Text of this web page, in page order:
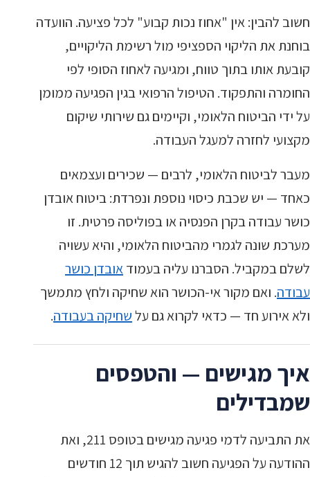
חשוב להבין: אין "אחוז נכות קבוע" לכל פציעה. הוועדה
בוחנת את הליקוי הספציפי מול רשימת הליקויים,
קובעת אותו בתוך טווח, ומגיעה לאחוז הסופי לפי
החומרה והתפקוד. הטיפול הרפואי בגין הפגיעה ממומן
על ידי הביטוח הלאומי, וקיימים גם שירותי שיקום
מקצועי לחזרה למעגל העבודה.
מעבר לביטוח הלאומי, לרבים — שכירים ועצמאים
כאחד — יש שכבת כיסוי נוספת ונפרדת: ביטוח אובדן
כושר עבודה בקרן הפנסיה או בפוליסה פרטית. זו
מערכת שונה לגמרי מהביטוח הלאומי, והיא עשויה
לשלם במקביל. הסברנו עליה בעמודאובדן כושר
עבודה. ואם מקור אי-הכושר הוא שחיקה ולחץ מתמשך
ולא אירוע חד — כדאי לקרוא גם עלשחיקה בעבודה.
איך מגישים — והטפסים
שמבדילים
את התביעה לדמי פגיעה מגישים בטופס 211, ואת
ההודעה על הפגיעה חשוב להגיש תוך 12 חודשים